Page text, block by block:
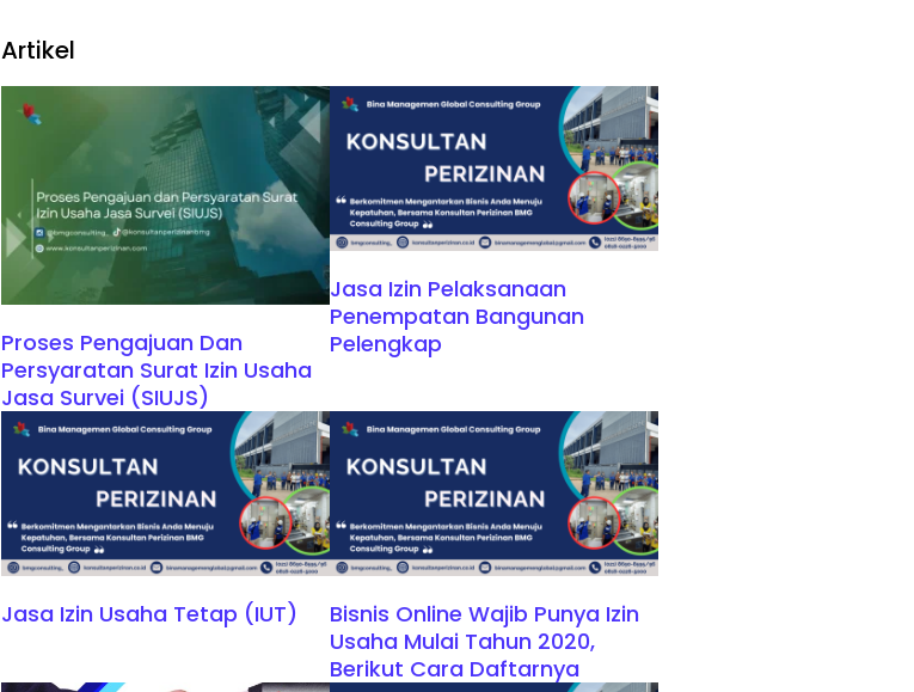
Artikel
Proses Pengajuan Dan
Persyaratan Surat Izin Usaha
Jasa Survei (SIUJS)
Jasa Izin Pelaksanaan
Penempatan Bangunan
Pelengkap
Jasa Izin Usaha Tetap (IUT)
Bisnis Online Wajib Punya Izin
Usaha Mulai Tahun 2020,
Berikut Cara Daftarnya